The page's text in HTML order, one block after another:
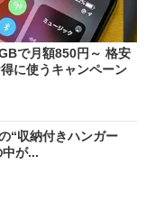
で月額850円～ 格安
に使うキャンペーン
“収納付きハンガー
が...